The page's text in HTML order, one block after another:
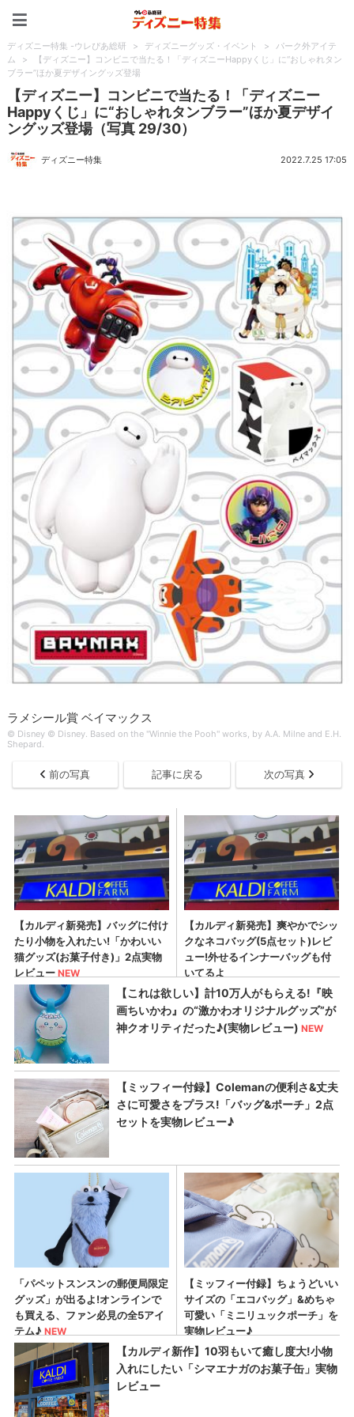
ディズニー特集 -ウレぴあ総研 > ディズニーグッズ・イベント >
パーク外アイテ
ム
>
【ディズニー】コンビニで当たる！「ディズニーHappyくじ」に“おしゃれタン
ブラー”ほか夏デザイングッズ登場
【ディズニー】コンビニで当たる！「ディズニー
Happyくじ」に“おしゃれタンブラー”ほか夏デザイ
ングッズ登場（写真 29/30）
ディズニー特集 2022.7.25 17:05
ラメシール賞 ベイマックス
© Disney © Disney. Based on the "Winnie the Pooh" works, by A.A. Milne and E.H.
Shepard.
前の写真 記事に戻る 次の写真